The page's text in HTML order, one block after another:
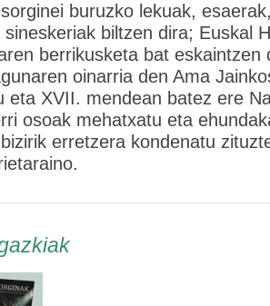
buruzko lekuak,
biltzen dira; Euskal
berrikusketa bat eskaintzen
oinarria den Ama
eta XVII. mendean batez ere
osoak mehatxatu eta
erretzera kondenatu